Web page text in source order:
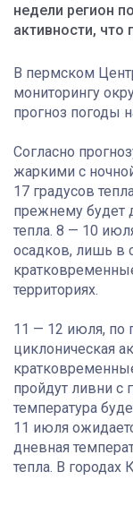
недели регион
активности,
В пермском
мониторингу
прогноз погоды
Согласно
жаркими с
17 градусов
прежнему будет
тепла. 8 — 10
осадков, лишь в
территориях.
11 — 12 июля, по
циклоническая
пройдут ливни с
температура
11 июля
дневная
тепла. В городах